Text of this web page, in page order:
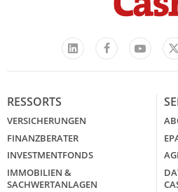
LinkedIn
Facebook
X
RESSORTS
VERSICHERUNGEN
FINANZBERATER
INVESTMENTFONDS
IMMOBILIEN &
SACHWERTANLAGEN